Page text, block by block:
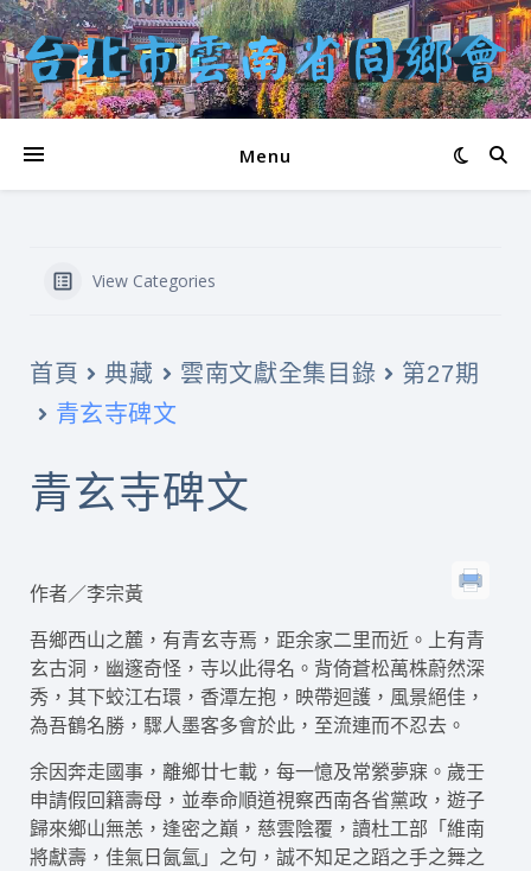
Menu
View Categories
首頁 典藏 雲南文獻全集目錄 第27期
青玄寺碑文
青玄寺碑文
作者／李宗黃
吾鄉西山之麓，有青玄寺焉，距余家二里而近。上有青
玄古洞，幽邃奇怪，寺以此得名。背倚蒼松萬株蔚然深
秀，其下蛟江右環，香潭左抱，映帶迴護，風景絕佳，
為吾鶴名勝，驟人墨客多會於此，至流連而不忍去。
余因奔走國事，離鄉廿七載，每一憶及常縈夢寐。歲壬
申請假回籍壽母，並奉命順道視察西南各省黨政，遊子
歸來鄉山無恙，逢密之巔，慈雲陰覆，讀杜工部「維南
將獻壽，佳氣日氤氳」之句，誠不知足之蹈之手之舞之